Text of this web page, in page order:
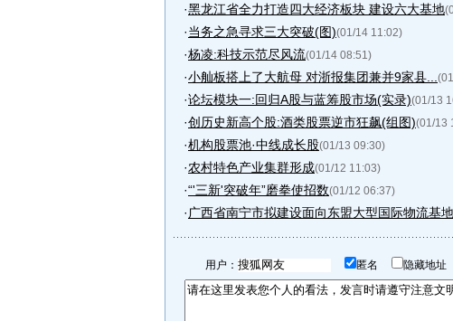
·黑龙江省全力打造四大经济板块 建设六大基地
·当务之急寻求三大突破(图)(01/14 11:02)
·杨凌:科技示范尽风流(01/14 08:51)
·小舢板搭上了大航母 对浙报集团兼并9家县...
·论坛模块一:回归A股与蓝筹股市场(实录)(01/13
·创历史新高个股:酒类股票逆市狂飙(组图)(01/13
·机构股票池·中线成长股(01/13 09:30)
·农村特色产业集群形成(01/12 11:03)
·“'三新'突破年”磨拳使招数(01/12 06:37)
· 广西省南宁市拟建设面向东盟大型国际物流基地
用户： 匿名 隐藏地址